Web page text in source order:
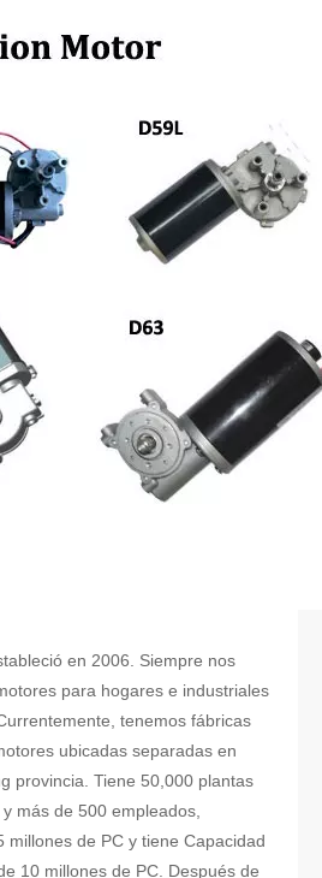
en 2006. Siempre nos
para hogares e industriales
tenemos fábricas
ubicadas separadas en
provincia. Tiene 50,000 plantas
más de 500 empleados,
millones de PC y tiene Capacidad
10 millones de PC. Después de